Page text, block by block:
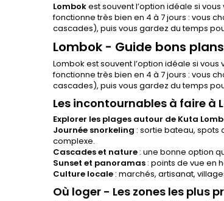
Lombokest souvent l’option idéale si
fonctionne très bien en 4 à 7 jours : vous
cascades), puis vous gardez du temps
Lombok - Guide bons
Lombok est souvent l’option idéale si
fonctionne très bien en 4 à 7 jours : vous
cascades), puis vous gardez du temps
Les incontournables à faire à
Explorer les plages autour de Kuta
Journée snorkeling : sortie bateau, spots
complexe.
Cascades et nature : une bonne option
Sunset et panoramas : points de vue en
Culture locale : marchés, artisanat,
Où loger - Les zones les plus